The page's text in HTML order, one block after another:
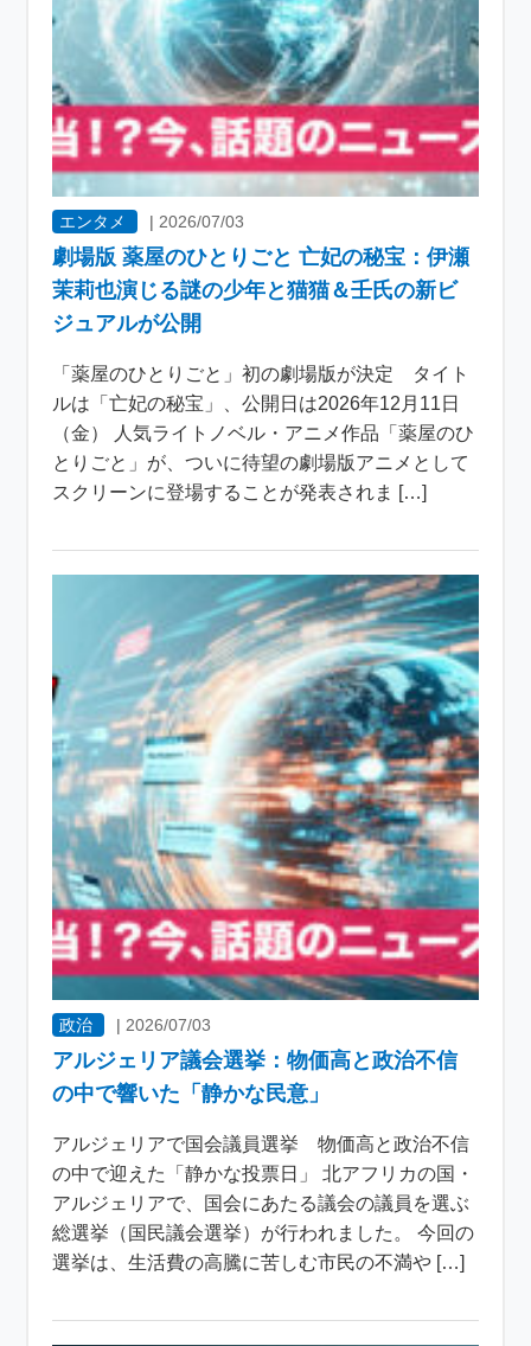
エンタメ | 2026/07/03
劇場版 薬屋のひとりごと 亡妃の秘宝：伊瀬
茉莉也演じる謎の少年と猫猫＆壬氏の新ビ
ジュアルが公開
「薬屋のひとりごと」初の劇場版が決定 タイト
ルは「亡妃の秘宝」、公開日は2026年12月11日
（金） 人気ライトノベル・アニメ作品「薬屋のひ
とりごと」が、ついに待望の劇場版アニメとして
スクリーンに登場することが発表されま […]
政治 | 2026/07/03
アルジェリア議会選挙：物価高と政治不信
の中で響いた「静かな民意」
アルジェリアで国会議員選挙 物価高と政治不信
の中で迎えた「静かな投票日」 北アフリカの国・
アルジェリアで、国会にあたる議会の議員を選ぶ
総選挙（国民議会選挙）が行われました。 今回の
選挙は、生活費の高騰に苦しむ市民の不満や […]